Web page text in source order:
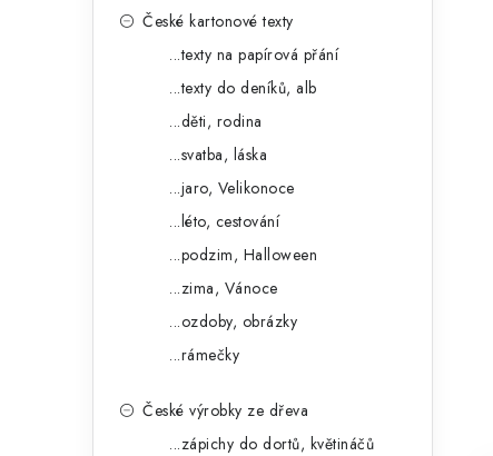
České kartonové texty
...texty na papírová přání
...texty do deníků, alb
...děti, rodina
...svatba, láska
...jaro, Velikonoce
...léto, cestování
...podzim, Halloween
...zima, Vánoce
...ozdoby, obrázky
...rámečky
České výrobky ze dřeva
...zápichy do dortů, květináčů